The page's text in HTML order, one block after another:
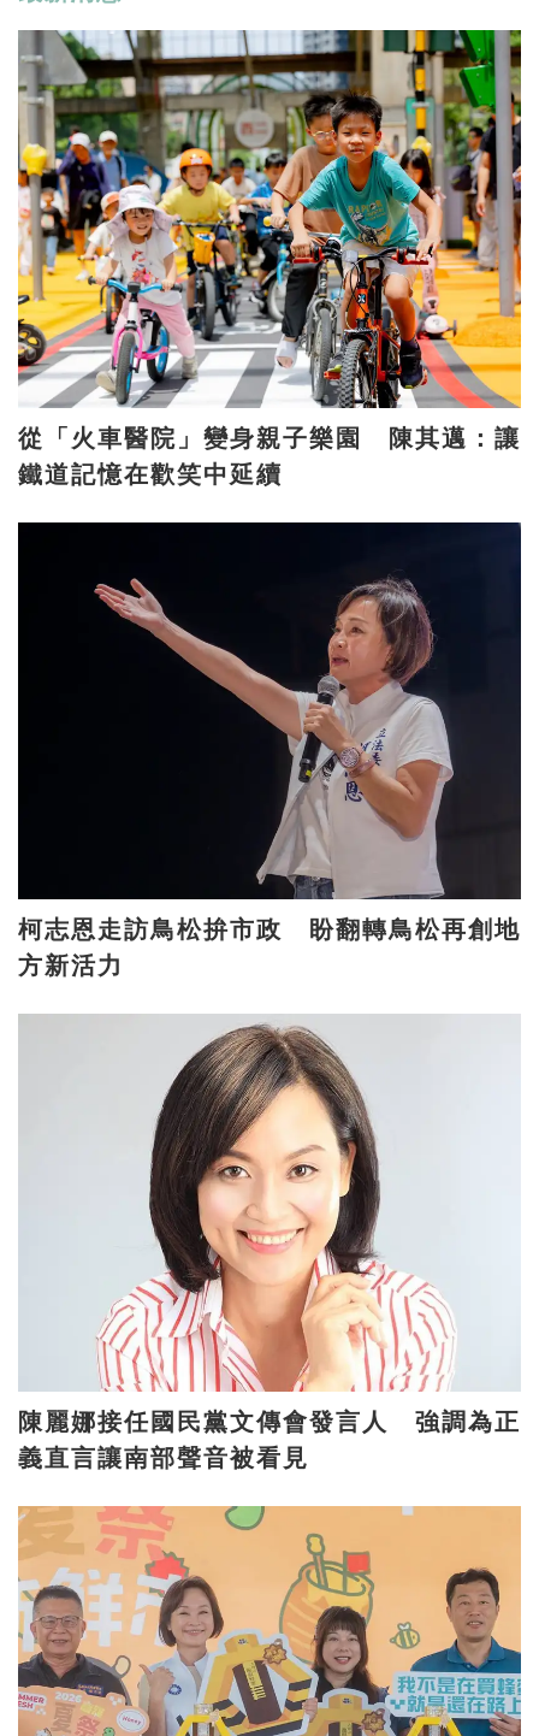
從「火車醫院」變身親子樂園 陳其邁：讓
鐵道記憶在歡笑中延續
柯志恩走訪鳥松拚市政 盼翻轉鳥松再創地
方新活力
陳麗娜接任國民黨文傳會發言人 強調為正
義直言讓南部聲音被看見